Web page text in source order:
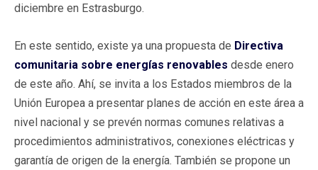
diciembre en Estrasburgo.
En este sentido, existe ya una propuesta de Directiva
comunitaria sobre energías renovables desde enero
de este año. Ahí, se invita a los Estados miembros de la
Unión Europea a presentar planes de acción en este área a
nivel nacional y se prevén normas comunes relativas a
procedimientos administrativos, conexiones eléctricas y
garantía de origen de la energía. También se propone un